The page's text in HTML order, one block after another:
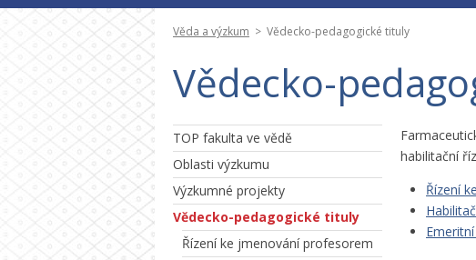
Věda a výzkum > Vědecko-pedagogické tituly
Vědecko-
TOP fakulta ve vědě
Oblasti výzkumu
Výzkumné projekty
Vědecko-pedagogické tituly
Řízení ke jmenování profesorem
habilitační
Řízení